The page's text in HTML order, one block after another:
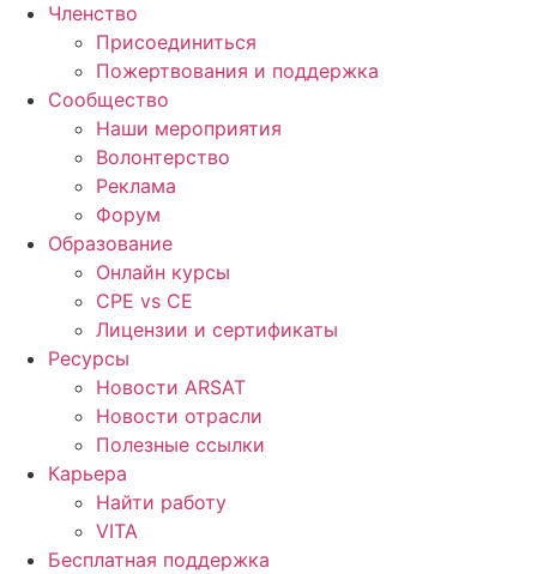
Членство
Присоединиться
Пожертвования и поддержка
Сообщество
Наши мероприятия
Волонтерство
Реклама
Форум
Образование
Онлайн курсы
CPE vs CE
Лицензии и сертификаты
Ресурсы
Новости ARSAT
Новости отрасли
Полезные ссылки
Карьера
Найти работу
VITA
Бесплатная поддержка